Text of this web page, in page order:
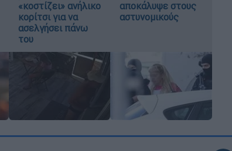
«κοστίζει» ανήλικο
κορίτσι για να
ασελγήσει πάνω
του
αποκάλυψε στους
αστυνομικούς